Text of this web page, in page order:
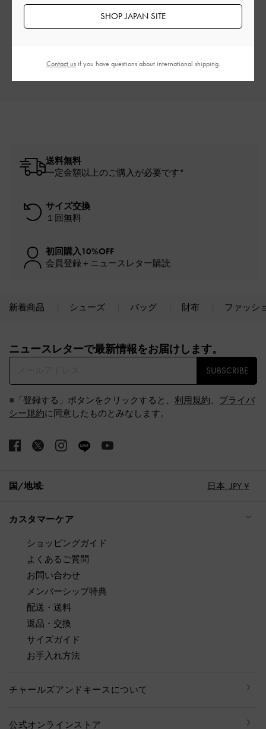
Let us know what you think
送料無料
一定金額以上のご購入が必要です*
サイズ交換
１回無料
初回購入10%OFF
会員登録＋ニュースレター購読
新着商品 シューズ バッグ 財布 ファッシ
ニュースレターで最新情報をお届けします。​
SUBSCRIBE
※「登録する」ボタンをクリックすると、 利用規約、 プライバ
シー規約に同意したものとみなします。
国/地域: 日本, JPY ¥
カスタマーケア
ショッピングガイド
よくあるご質問
お問い合わせ
メンバーシップ特典
配送・送料
返品・交換
サイズガイド
お手入れ方法
チャールズアンドキースについて
公式オンラインストア
SHOP JAPAN SITE
Contact usif you have questions about international shipping.